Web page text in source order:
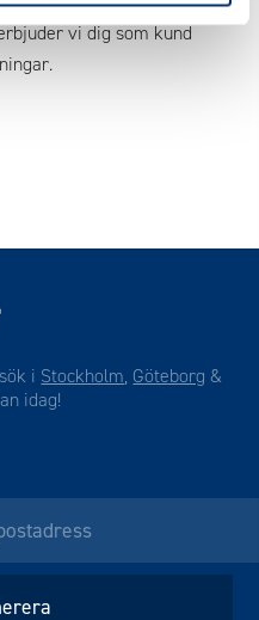
vi dig som kund
i Stockholm, Göteborg &
idag!